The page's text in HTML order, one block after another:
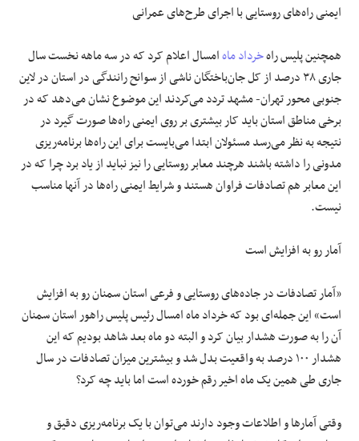
ایمنی راه‌های روستایی با اجرای طرح‌های عمرانی
همچنین پلیس راهخرداد ماهامسال اعلام کرد که در سه ماهه نخست سال
جاری ۳۸ درصد از کل جان‌باختگان ناشی از سوانح رانندگی در استان در لاین
جنوبی محور تهران- مشهد تردد می‌کردند این موضوع نشان می‌دهد که در
برخی مناطق استان باید کار بیشتری بر روی ایمنی راه‌ها صورت گیرد در
نتیجه به نظر می‌رسد مسئولان ابتدا می‌بایست برای این راه‌ها برنامه‌ریزی
مدونی را داشته باشند هرچند معابر روستایی را نیز نباید از یاد برد چرا که در
این معابر هم تصادفات فراوان هستند و شرایط ایمنی راه‌ها در آنها مناسب
نیست.
آمار رو به افزایش است
«آمار تصادفات در جاده‌های روستایی و فرعی استان سمنان رو به افزایش
است» این جمله‌ای بود که خرداد ماه امسال رئیس پلیس راهور استان سمنان
آن را به صورت هشدار بیان کرد و البته دو ماه بعد شاهد بودیم که این
هشدار ۱۰۰ درصد به واقعیت بدل شد و بیشترین میزان تصادفات در سال
جاری طی همین یک ماه اخیر رقم خورده است اما باید چه کرد؟
وقتی آمارها و اطلاعات وجود دارند می‌توان با یک برنامه‌ریزی دقیق و